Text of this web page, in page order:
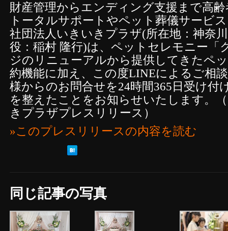
財産管理からエンディング支援まで高
トータルサポートやペット葬儀サービ
社団法人いきいきプラザ(所在地：神奈
役：稲村 隆行)は、ペットセレモニー「
ジのリニューアルから提供してきたペ
約機能に加え、この度LINEによるご相
様からのお問合せを24時間365日受け付
を整えたことをお知らせいたします。
きプラザプレスリリース）
»このプレスリリースの内容を読む
同じ記事の写真